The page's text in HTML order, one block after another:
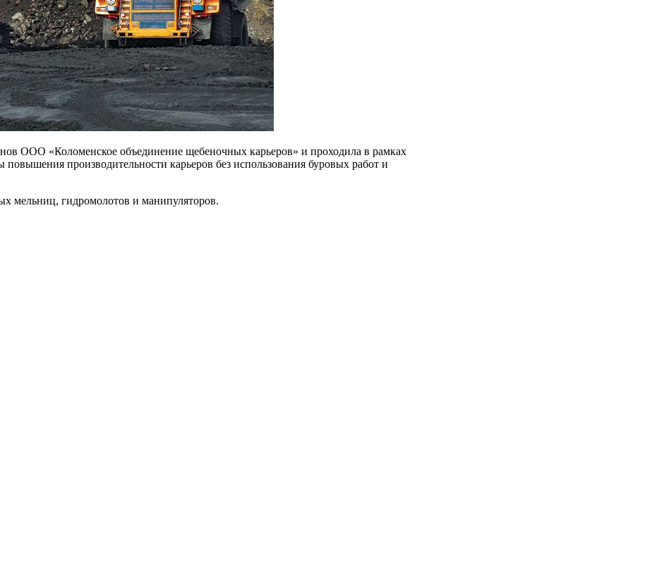
ООО «Коломенское объединение щебеночных карьеров» и проходила в рамках
производительности карьеров без использования буровых работ и
мельниц, гидромолотов и манипуляторов.